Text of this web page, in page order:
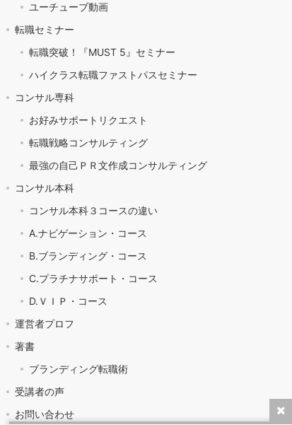
ユーチューブ動画
転職セミナー
転職突破！『MUST 5』セミナー
ハイクラス転職ファストパスセミナー
コンサル専科
お好みサポートリクエスト
転職戦略コンサルティング
最強の自己ＰＲ文作成コンサルティング
コンサル本科
コンサル本科３コースの違い
A.ナビゲーション・コース
B.ブランディング・コース
C.プラチナサポート・コース
D.ＶＩＰ・コース
運営者プロフ
著書
ブランディング転職術
受講者の声
お問い合わせ